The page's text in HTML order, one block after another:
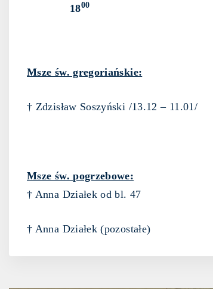
1800
Msze św. gregoriańskie:
† Zdzisław Soszyński /13.12 –
Msze św. pogrzebowe:
† Anna Działek od bl. 47 –
† Anna Działek (pozostałe)